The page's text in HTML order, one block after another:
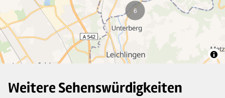
6
Weitere Sehenswürdigkeiten